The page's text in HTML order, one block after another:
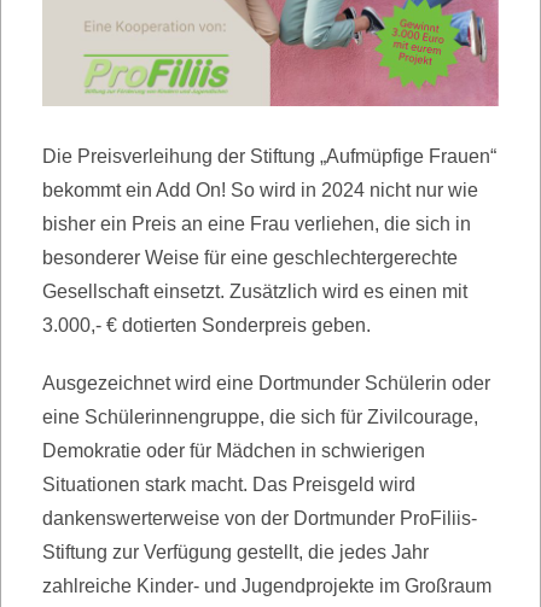
Die Preisverleihung der Stiftung „Aufmüpfige Frauen“
bekommt ein Add On! So wird in 2024 nicht nur wie
bisher ein Preis an eine Frau verliehen, die sich in
besonderer Weise für eine geschlechtergerechte
Gesellschaft einsetzt. Zusätzlich wird es einen mit
3.000,- € dotierten Sonderpreis geben.
Ausgezeichnet wird eine Dortmunder Schülerin oder
eine Schülerinnengruppe, die sich für Zivilcourage,
Demokratie oder für Mädchen in schwierigen
Situationen stark macht. Das Preisgeld wird
dankenswerterweise von der Dortmunder ProFiliis-
Stiftung zur Verfügung gestellt, die jedes Jahr
zahlreiche Kinder- und Jugendprojekte im Großraum